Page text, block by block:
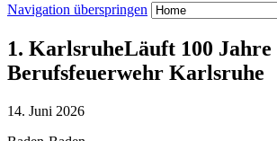
Navigation überspringen
1. KarlsruheLäuft 100 Jahre
Berufsfeuerwehr Karlsruhe
14. Juni 2026